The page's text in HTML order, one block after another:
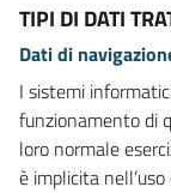
TIPI DI DATI
Dati di
I sistemi
funzionamento di
loro normale
è implicita